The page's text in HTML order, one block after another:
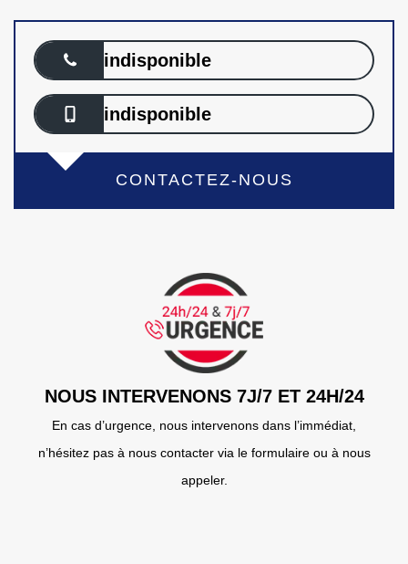
indisponible
indisponible
CONTACTEZ-NOUS
NOUS INTERVENONS 7J/7 ET 24H/24
En cas d’urgence, nous intervenons dans l’immédiat,
n’hésitez pas à nous contacter via le formulaire ou à nous
appeler.